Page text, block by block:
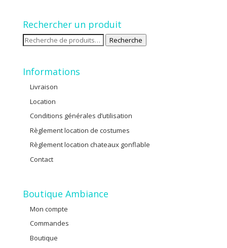
Rechercher un produit
Recherche
Recherche
Informations
Livraison
Location
Conditions générales d’utilisation
Règlement location de costumes
Règlement location chateaux gonflable
Contact
Boutique Ambiance
Mon compte
Commandes
Boutique